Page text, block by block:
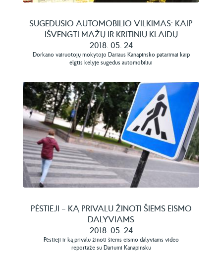
SUGEDUSIO AUTOMOBILIO VILKIMAS: KAIP
IŠVENGTI MAŽŲ IR KRITINIŲ KLAIDŲ
2018. 05. 24
Dorkano vairuotojų mokytojo Dariaus Kanapinsko patarimai kaip
elgtis kelyje sugedus automobiliui
PĖSTIEJI – KĄ PRIVALU ŽINOTI ŠIEMS EISMO
DALYVIAMS
2018. 05. 24
Pėstieji ir ką privalu žinoti šiems eismo dalyviams video
reportaže su Dariumi Kanapinsku